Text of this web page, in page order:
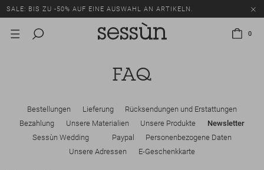
SALE: BIS ZU -50% AUF EINE AUSWAHL AN ARTIKELN.
0
FAQ
Bestellungen Lieferung
Rücksendungen und Erstattungen
Bezahlung
Unsere Materialien Unsere Produkte
Newsletter
Sessùn Wedding
Paypal
Personenbezogene Daten
Unsere Adressen
E-Geschenkkarte